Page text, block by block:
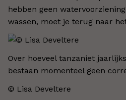
hebben geen
wassen, moet je terug naar
Over hoeveel tanzaniet
bestaan momenteel geen
© Lisa Develtere​